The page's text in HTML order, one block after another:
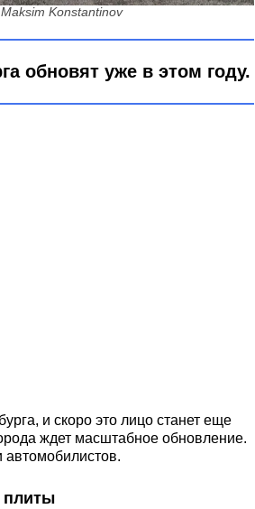
Konstantinov
обновят уже в этом году.
и скоро это лицо станет еще
ждет масштабное обновление.
автомобилистов.
плиты